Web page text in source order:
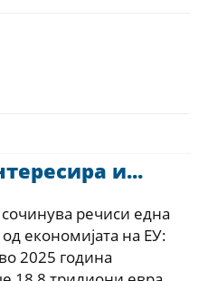
и...
речиси една
економијата на ЕУ:
2025 година